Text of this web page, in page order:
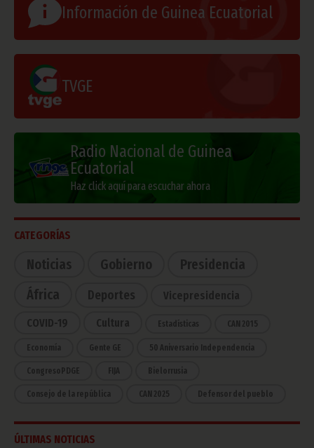
Información de Guinea Ecuatorial
TVGE
Radio Nacional de Guinea
Ecuatorial
Haz click aquí para escuchar ahora
CATEGORÍAS
Noticias Gobierno
Presidencia
África
Deportes Vicepresidencia
COVID-19 Cultura Estadísticas CAN 2015
Economía Gente GE 50 Aniversario Independencia
CongresoPDGE FIJA Bielorrusia
Consejo de la república CAN 2025 Defensor del pueblo
ÚLTIMAS NOTICIAS